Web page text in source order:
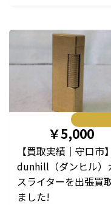
￥5,000
【買取実績｜守口市】
dunhill（ダンヒル）
スライターを出張買
ました!